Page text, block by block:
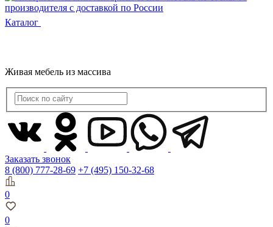
Каталог
Живая мебель из массива
Заказать звонок
8 (800) 777-28-69 +7 (495) 150-32-68
0
0